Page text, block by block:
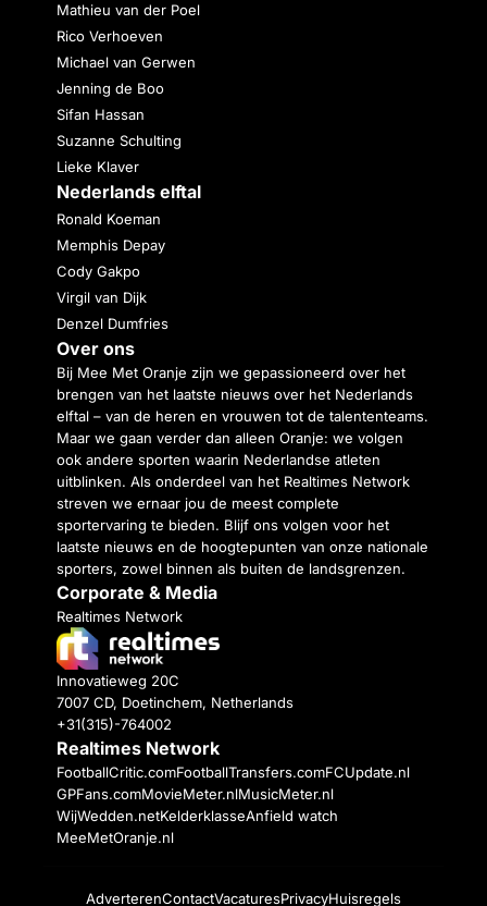
Mathieu van der Poel
Rico Verhoeven
Michael van Gerwen
Jenning de Boo
Sifan Hassan
Suzanne Schulting
Lieke Klaver
Nederlands elftal
Ronald Koeman
Memphis Depay
Cody Gakpo
Virgil van Dijk
Denzel Dumfries
Over ons
Bij Mee Met Oranje zijn we gepassioneerd over het
brengen van het laatste nieuws over het Nederlands
elftal – van de heren en vrouwen tot de talententeams.
Maar we gaan verder dan alleen Oranje: we volgen
ook andere sporten waarin Nederlandse atleten
uitblinken. Als onderdeel van het Realtimes Network
streven we ernaar jou de meest complete
sportervaring te bieden. Blijf ons volgen voor het
laatste nieuws en de hoogtepunten van onze nationale
sporters, zowel binnen als buiten de landsgrenzen.
Corporate & Media
Realtimes Network
Innovatieweg 20C
7007 CD, Doetinchem, Netherlands
+31(315)-764002
Realtimes Network
FootballCritic.comFootballTransfers.comFCUpdate.nl
GPFans.comMovieMeter.nlMusicMeter.nl
WijWedden.netKelderklasseAnfield watch
MeeMetOranje.nl
AdverterenContactVacaturesPrivacyHuisregels